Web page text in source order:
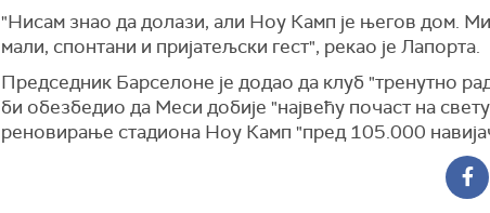
"Нисам знао да долази, али Ноу Камп је његов дом.
мали, спонтани и пријатељски гест", рекао је Лапорта.
Председник Барселоне је додао да клуб "тренутно
би обезбедио да Меси добије "највећу почаст на
реновирање стадиона Ноу Камп "пред 105.000